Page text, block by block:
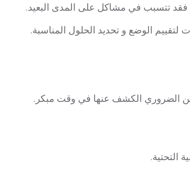
فقد تتسبب في مشاكل على المدى البعيد.
لتقييم الوضع و تحديد الحلول المناسبة.
الضروري الكشف عنها في وقت مبكر.
التحتية.